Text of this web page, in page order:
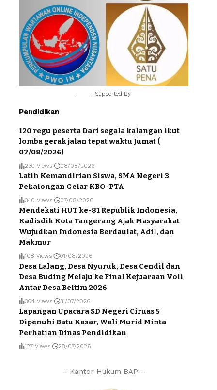
Supported By
Pendidikan
120 regu peserta Dari segala kalangan ikut
lomba gerak jalan tepat waktu Jumat (
07/08/2026)
230 Views 08/08/2026
Latih Kemandirian Siswa, SMA Negeri 3
Pekalongan Gelar KBO-PTA
340 Views 07/08/2026
Mendekati HUT ke-81 Republik Indonesia,
Kadisdik Kota Tangerang Ajak Masyarakat
Wujudkan Indonesia Berdaulat, Adil, dan
Makmur
108 Views 01/08/2026
Desa Lalang, Desa Nyuruk, Desa Cendil dan
Desa Buding Melaju ke Final Kejuaraan Voli
Antar Desa Beltim 2026
304 Views 31/07/2026
Lapangan Upacara SD Negeri Ciruas 5
Dipenuhi Batu Kasar, Wali Murid Minta
Perhatian Dinas Pendidikan
127 Views 28/07/2026
– Kantor Hukum BAP –